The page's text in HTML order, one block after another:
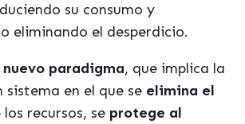
su consumo y
eliminando el desperdicio.
nuevo paradigma, que implica la
sistema en el que se elimina el
los recursos, se protege al